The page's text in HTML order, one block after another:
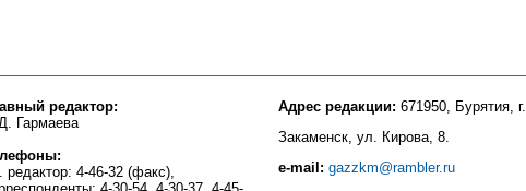
редактор:
Гармаева
редактор: 4-46-32 (факс),
Адрес редакции: 671950, Бурятия, г.
Закаменск, ул. Кирова, 8.
e-mail: gazzkm@rambler.ru